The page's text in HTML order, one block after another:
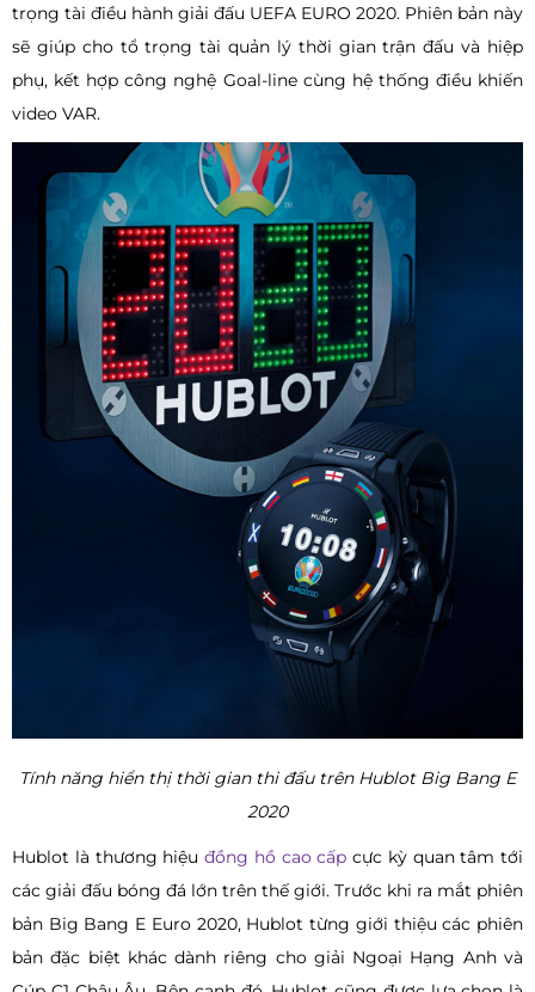
trọng tài điều hành giải đấu UEFA EURO 2020. Phiên bản này
sẽ giúp cho tổ trọng tài quản lý thời gian trận đấu và hiệp
phụ, kết hợp công nghệ Goal-line cùng hệ thống điều khiến
video VAR.
Tính năng hiển thị thời gian thi đấu trên Hublot Big Bang E
2020
Hublot là thương hiệu đồng hồ cao cấp cực kỳ quan tâm tới
các giải đấu bóng đá lớn trên thế giới. Trước khi ra mắt phiên
bản Big Bang E Euro 2020, Hublot từng giới thiệu các phiên
bản đặc biệt khác dành riêng cho giải Ngoại Hạng Anh và